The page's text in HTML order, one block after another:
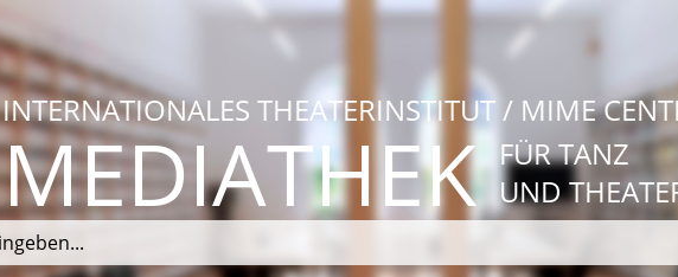
INTERNATIONALES THEATERINSTITUT / MIME
MEDIATHEK
FÜR TANZ
UND